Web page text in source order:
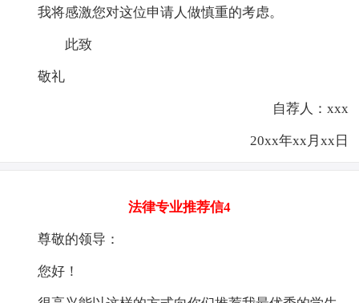
我将感激您对这位申请人做慎重的考虑。
此致
敬礼
自荐人：xxx
20xx年xx月xx日
法律专业推荐信4
尊敬的领导：
您好！